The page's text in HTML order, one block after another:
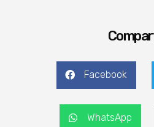
Facebook
WhatsApp